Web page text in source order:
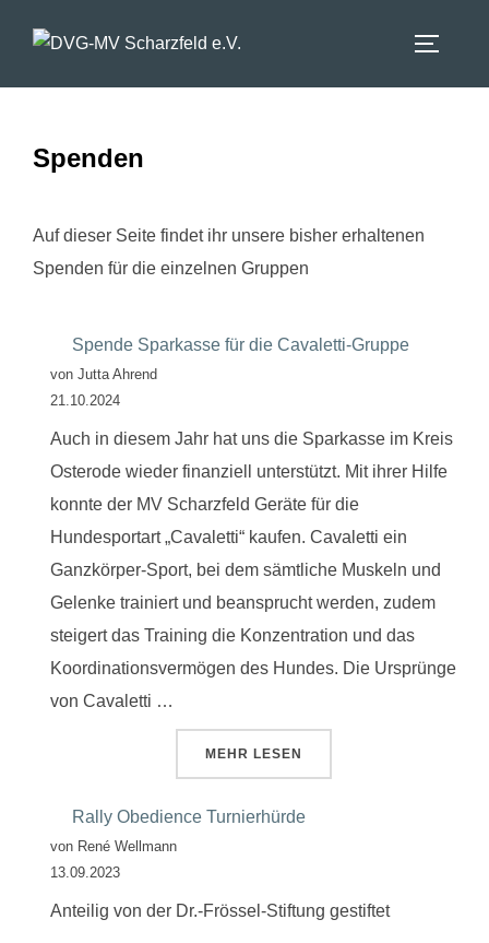
Inhalt
Spenden
Auf dieser Seite findet ihr unsere bisher erhaltenen
Spenden für die einzelnen Gruppen
Spende Sparkasse für die Cavaletti-Gruppe
von Jutta Ahrend
21.10.2024
Auch in diesem Jahr hat uns die Sparkasse im Kreis
Osterode wieder finanziell unterstützt. Mit ihrer Hilfe
konnte der MV Scharzfeld Geräte für die
Hundesportart „Cavaletti“ kaufen. Cavaletti ein
Ganzkörper-Sport, bei dem sämtliche Muskeln und
Gelenke trainiert und beansprucht werden, zudem
steigert das Training die Konzentration und das
Koordinationsvermögen des Hundes. Die Ursprünge
von Cavaletti …
MEHR ÜBER “SPENDE SPARKASSE
LESEN
Rally Obedience Turnierhürde
von René Wellmann
13.09.2023
Anteilig von der Dr.-Frössel-Stiftung gestiftet